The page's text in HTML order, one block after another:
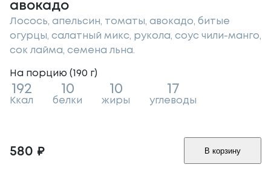
авокадо
Лосось, апельсин, томаты, авокадо, битые
огурцы, салатный микс, рукола, соус чили-манго,
сок лайма, семена льна.
На порцию (190 г)
192
Ккал
10
белки
10
жиры
17
углеводы
580 ₽ В корзину